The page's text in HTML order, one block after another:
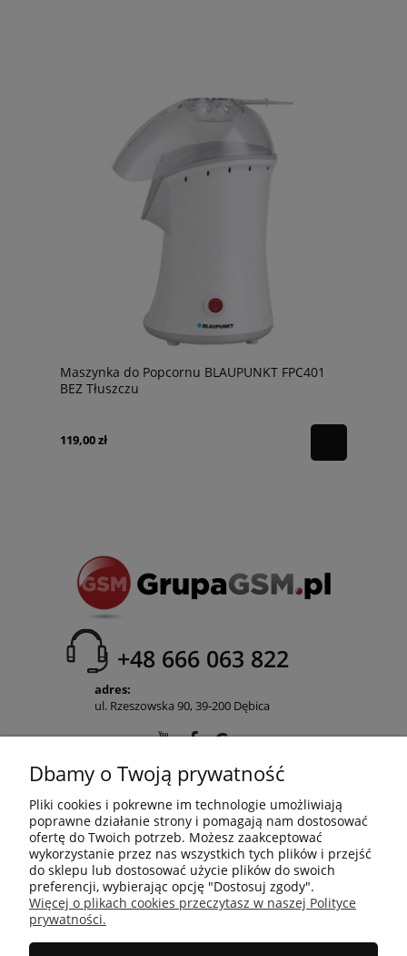
Maszynka do Popcornu BLAUPUNKT FPC401
BEZ Tłuszczu
119,00 zł
+48 666 063 822
adres:
ul. Rzeszowska 90, 39-200 Dębica
POMOC
MOJE KONTO
Dbamy o Twoją prywatność
Pliki cookies i pokrewne im technologie umożliwiają
poprawne działanie strony i pomagają nam dostosować
ofertę do Twoich potrzeb. Możesz zaakceptować
wykorzystanie przez nas wszystkich tych plików i przejść
do sklepu lub dostosować użycie plików do swoich
preferencji, wybierając opcję "Dostosuj zgody".
Więcej o plikach cookies przeczytasz w naszej Polityce
prywatności.